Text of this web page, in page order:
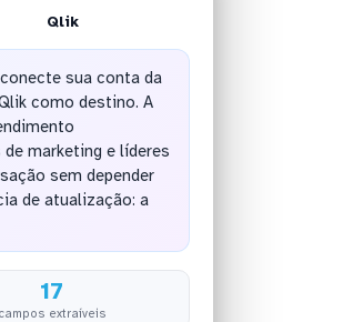
Qlik
sua conta da
como destino. A
marketing e líderes
sem depender
de atualização: a
17
campos extraíveis